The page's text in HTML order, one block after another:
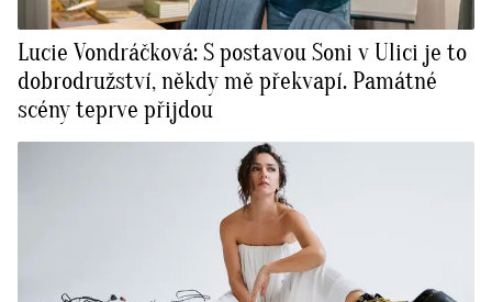
Lucie Vondráčková: S postavou Soni v Ulici je to
dobrodružství, někdy mě překvapí. Památné
scény teprve přijdou